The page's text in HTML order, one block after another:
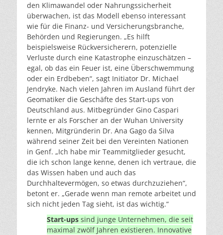
den Klimawandel oder Nahrungssicherheit
überwachen, ist das Modell ebenso interessant
wie für die Finanz- und Versicherungsbranche,
Behörden und Regierungen. „Es hilft
beispielsweise Rückversicherern, potenzielle
Verluste durch eine Katastrophe einzuschätzen –
egal, ob das ein Feuer ist, eine Überschwemmung
oder ein Erdbeben“, sagt Initiator Dr. Michael
Jendryke. Nach vielen Jahren im Ausland führt der
Geomatiker die Geschäfte des Start-ups von
Deutschland aus. Mitbegründer Gino Caspari
lernte er als Forscher an der Wuhan University
kennen, Mitgründerin Dr. Ana Gago da Silva
während seiner Zeit bei den Vereinten Nationen
in Genf. „Ich habe mir Teammitglieder gesucht,
die ich schon lange kenne, denen ich vertraue, die
das Wissen haben und auch das
Durchhaltevermögen, so etwas durchzuziehen“,
betont er. „Gerade wenn man remote arbeitet und
sich nicht jeden Tag sieht, ist das wichtig.“
Start-ups sind junge Unternehmen, die seit
maximal zwölf Jahren existieren. Innovative